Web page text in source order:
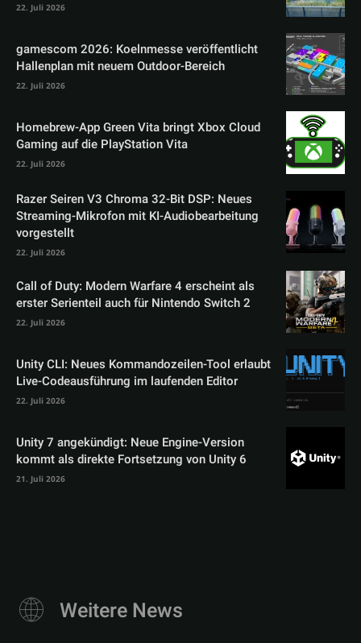
22. Juli 2026
gamescom 2026: Koelnmesse veröffentlicht
Hallenplan mit neuem Outdoor-Bereich
22. Juli 2026
Homebrew-App Green Vita bringt Xbox Cloud
Gaming auf die PlayStation Vita
22. Juli 2026
Razer Seiren V3 Chroma 32-Bit DSP: Neues
Streaming-Mikrofon mit KI-Audiobearbeitung
vorgestellt
22. Juli 2026
Call of Duty: Modern Warfare 4 erscheint als
erster Serienteil auch für Nintendo Switch 2
22. Juli 2026
Unity CLI: Neues Kommandozeilen-Tool erlaubt
Live-Codeausführung im laufenden Editor
22. Juli 2026
Unity 7 angekündigt: Neue Engine-Version
kommt als direkte Fortsetzung von Unity 6
21. Juli 2026
Weitere News